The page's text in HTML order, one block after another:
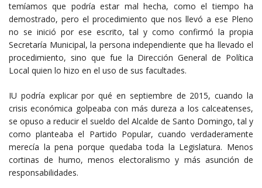
temíamos que podría estar mal hecha, como el tiempo ha
demostrado, pero el procedimiento que nos llevó a ese Pleno
no se inició por ese escrito, tal y como confirmó la propia
Secretaría Municipal, la persona independiente que ha llevado el
procedimiento, sino que fue la Dirección General de Política
Local quien lo hizo en el uso de sus facultades.
IU podría explicar por qué en septiembre de 2015, cuando la
crisis económica golpeaba con más dureza a los calceatenses,
se opuso a reducir el sueldo del Alcalde de Santo Domingo, tal y
como planteaba el Partido Popular, cuando verdaderamente
merecía la pena porque quedaba toda la Legislatura. Menos
cortinas de humo, menos electoralismo y más asunción de
responsabilidades.